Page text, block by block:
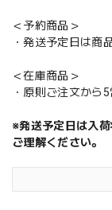
＜予約商品＞
・発送予定日は商
＜在庫商品＞
・原則ご注文から
※発送予定日は入
ご理解ください。